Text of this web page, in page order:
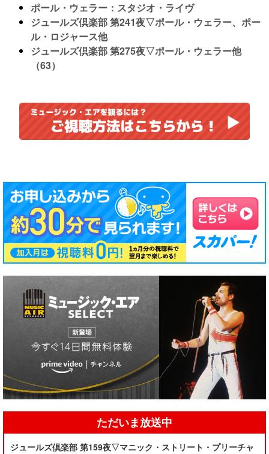
ポール・ウェラー：スタジオ・ライヴ
ジュールズ倶楽部 第241夜▽ポール・ウェラー、ポー
ル・ロジャース他
ジュールズ倶楽部 第275夜▽ポール・ウェラー他
（63）
ただいま放送中
ジュールズ倶楽部 第159夜▽マニック・ストリート・プリーチャ